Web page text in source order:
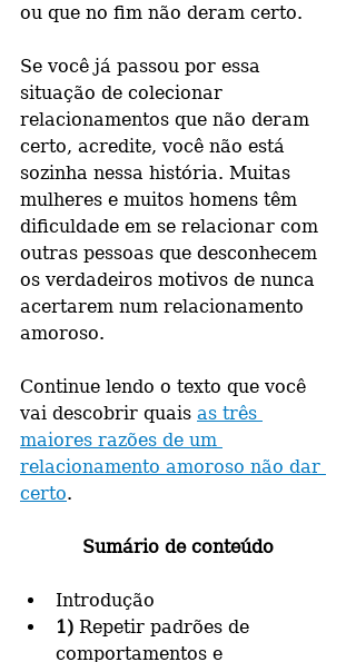
ou que no fim não deram certo.
Se você já passou por essa
situação de colecionar
relacionamentos que não deram
certo, acredite, você não está
sozinha nessa história. Muitas
mulheres e muitos homens têm
dificuldade em se relacionar com
outras pessoas que desconhecem
os verdadeiros motivos de nunca
acertarem num relacionamento
amoroso.
Continue lendo o texto que você
vai descobrir quais as três
maiores razões de um
relacionamento amoroso não dar
certo.
Sumário de conteúdo
Introdução
1) Repetir padrões de
comportamentos e